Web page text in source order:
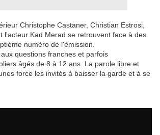
Christophe Castaner, Christian Estrosi,
l'acteur Kad Merad se retrouvent face à des
numéro de l'émission.
questions franches et parfois
âgés de 8 à 12 ans. La parole libre et
force les invités à baisser la garde et à se